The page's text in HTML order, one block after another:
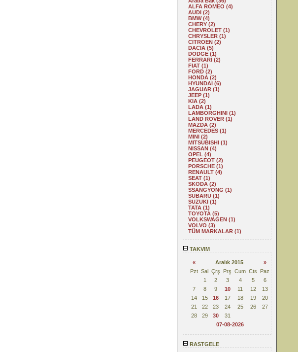
ALFA ROMEO (4)
AUDI (2)
BMW (4)
CHERY (2)
CHEVROLET (1)
CHRYSLER (1)
CITROEN (2)
DACIA (5)
DODGE (1)
FERRARI (2)
FIAT (1)
FORD (2)
HONDA (2)
HYUNDAI (6)
JAGUAR (1)
JEEP (1)
KIA (2)
LADA (1)
LAMBORGHINI (1)
LAND ROVER (1)
MAZDA (2)
MERCEDES (1)
MINI (2)
MITSUBISHI (1)
NISSAN (4)
OPEL (4)
PEUGEOT (2)
PORSCHE (1)
RENAULT (4)
SEAT (1)
SKODA (2)
SSANGYONG (1)
SUBARU (1)
SUZUKI (1)
TATA (1)
TOYOTA (5)
VOLKSWAGEN (1)
VOLVO (3)
TÜM MARKALAR (1)
TAKVIM
« Aralık 2015
»
Pzt Sal Çrş Prş Cum Cts
Paz
1
2 3 4 5
6
7
8 9 10 11 12
13
14
15 16 17 18 19
20
21
22 23 24 25 26
27
28
29 30
31
07-08-2026
RASTGELE